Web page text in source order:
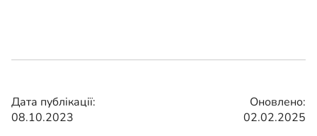
Дата публікації:
08.10.2023
Оновлено:
02.02.2025